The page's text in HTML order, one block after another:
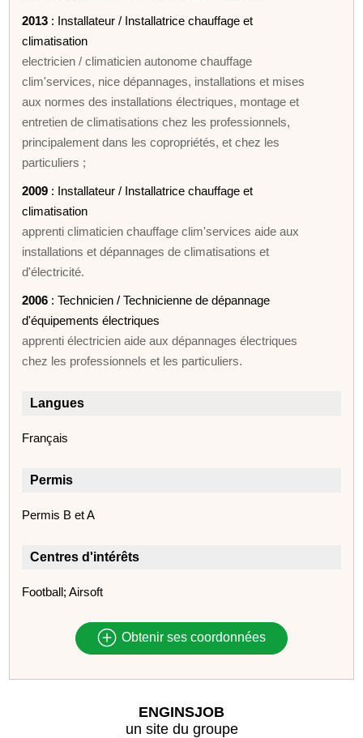
2013 : Installateur / Installatrice chauffage et
climatisation
electricien / climaticien autonome chauffage
clim'services, nice dépannages, installations et mises
aux normes des installations électriques, montage et
entretien de climatisations chez les professionnels,
principalement dans les copropriétés, et chez les
particuliers ;
2009 : Installateur / Installatrice chauffage et
climatisation
apprenti climaticien chauffage clim'services aide aux
installations et dépannages de climatisations et
d'électricité.
2006 : Technicien / Technicienne de dépannage
d'équipements électriques
apprenti électricien aide aux dépannages électriques
chez les professionnels et les particuliers.
Langues
Français
Permis
Permis B et A
Centres d'intérêts
Football; Airsoft
Obtenir ses coordonnées
ENGINSJOB
un site du groupe